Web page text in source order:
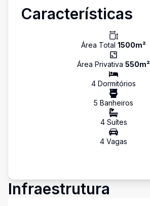
Características
Área Total 1500m²
Área Privativa 550m²
4 Dormitórios
5 Banheiros
4Suítes
4 Vagas
Infraestrutura